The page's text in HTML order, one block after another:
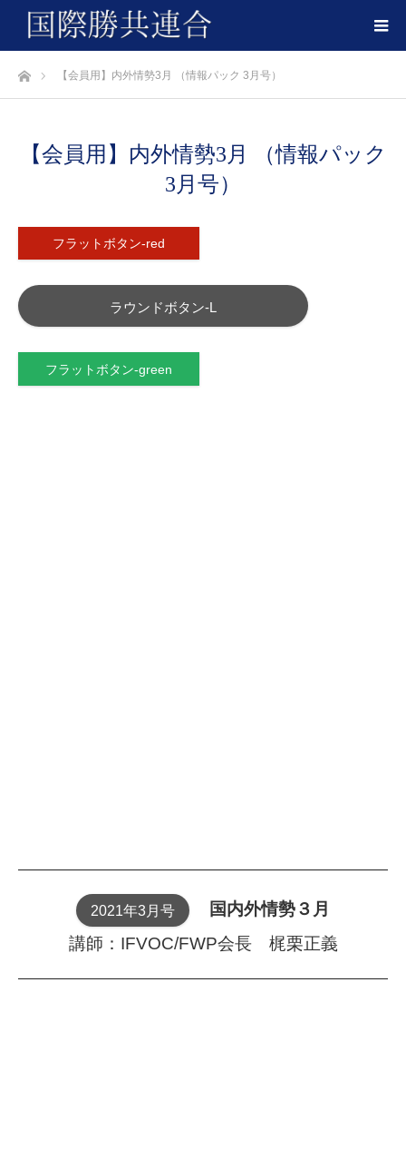
ホーム 【会員用】内外情勢3月 （情報パック 3月号）
【会員用】内外情勢3月 （情報パック
3月号）
フラットボタン-red
ラウンドボタン-L
フラットボタン-green
2021年3月号
国内外情勢３月
講師：IFVOC/FWP会長 梶栗正義